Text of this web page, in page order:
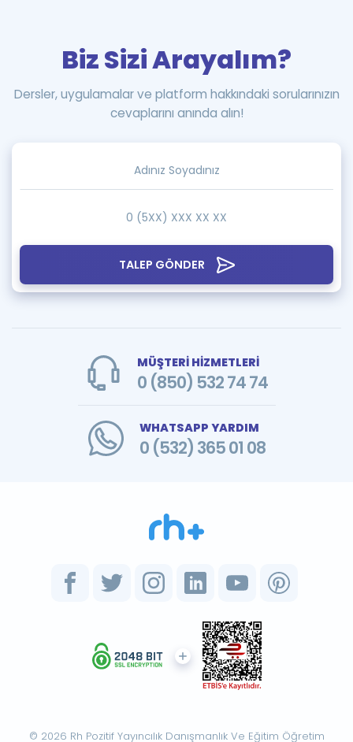
TALEP GÖNDER
Biz Sizi Arayalım?
Dersler, uygulamalar ve platform hakkındaki sorularınızın
cevaplarını anında alın!
MÜŞTERİ HİZMETLERİ
0 (850) 532 74 74
WHATSAPP YARDIM
0 (532) 365 01 08
© 2026 Rh Pozitif Yayıncılık Danışmanlık Ve Eğitim Öğretim